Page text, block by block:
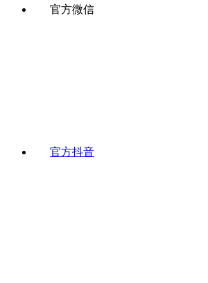
官方微信
官方抖音